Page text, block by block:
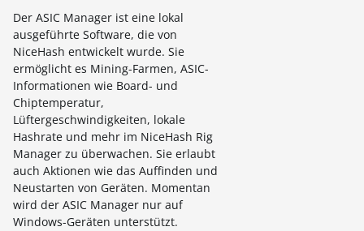
Der ASIC Manager ist eine lokal
ausgeführte Software, die von
NiceHash entwickelt wurde. Sie
ermöglicht es Mining-Farmen, ASIC-
Informationen wie Board- und
Chiptemperatur,
Lüftergeschwindigkeiten, lokale
Hashrate und mehr im NiceHash Rig
Manager zu überwachen. Sie erlaubt
auch Aktionen wie das Auffinden und
Neustarten von Geräten. Momentan
wird der ASIC Manager nur auf
Windows-Geräten unterstützt.